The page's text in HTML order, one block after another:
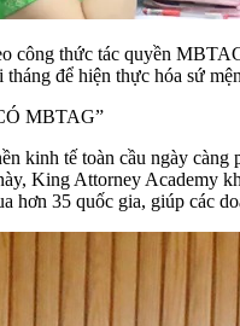
công thức tác quyền
để hiện thực hóa sứ
MBTAG”
kinh tế toàn cầu ngày
King Attorney Academy
hơn 35 quốc gia, giúp các